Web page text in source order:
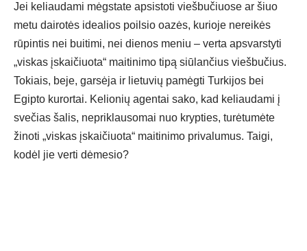
Jei keliaudami mėgstate apsistoti viešbučiuose ar šiuo
metu dairotės idealios poilsio oazės, kurioje nereikės
rūpintis nei buitimi, nei dienos meniu – verta apsvarstyti
„viskas įskaičiuota“ maitinimo tipą siūlančius viešbučius.
Tokiais, beje, garsėja ir lietuvių pamėgti Turkijos bei
Egipto kurortai. Kelionių agentai sako, kad keliaudami į
svečias šalis, nepriklausomai nuo krypties, turėtumėte
žinoti „viskas įskaičiuota“ maitinimo privalumus. Taigi,
kodėl jie verti dėmesio?